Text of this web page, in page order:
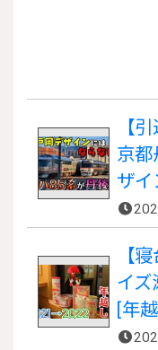
【
京都
ザイ
【
イズ
[年